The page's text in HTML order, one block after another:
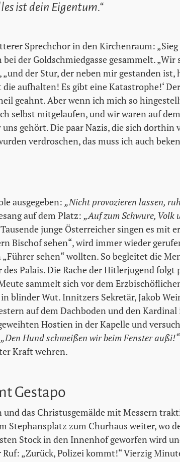
ist dein Eigentum.“
Sprechchor in den Kirchenraum: „Sieg
der Goldschmiedgasse gesammelt. „Wir
der Stur, der neben mir gestanden ist,
aufhalten! Es gibt eine Katastrophe!‘
geahnt. Aber wenn ich mich so
selbst mitgelaufen, und wir waren auf
gehört. Die paar Nazis, die sich
verdroschen, das muss ich auch
ausgegeben: „Nicht provozieren lassen,
auf dem Platz: „Auf zum Schwure, Volk
junge Österreicher singen es mit
Bischof sehen“, wird immer wieder
sehen“ wollten. So begleitet die
Palais. Die Rache der Hitlerjugend
sammelt sich vor dem
blinder Wut. Innitzers Sekretär, Jakob
auf dem Dachboden und den Kardinal
Hostien in der Kapelle und
„Den Hund schmeißen wir beim Fenster außi!“
Kraft wehren.
Gestapo
und das Christusgemälde mit Messern
Stephansplatz zum Churhaus weiter, wo
Stock in den Innenhof geworfen wird
„Zurück, Polizei kommt!“ Vierzig